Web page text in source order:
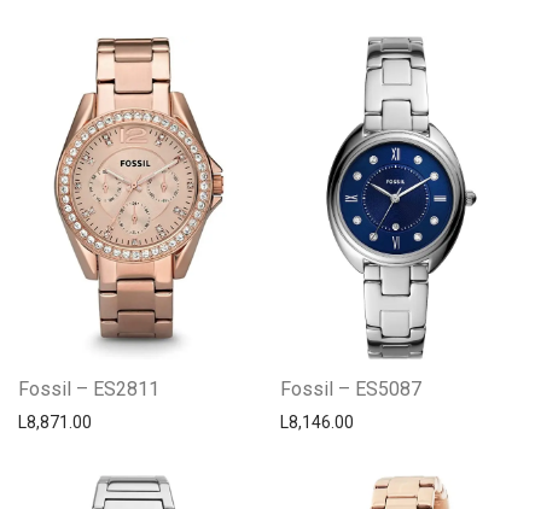
Fossil – ES2811
L8,871.00
Fossil – ES5087
L8,146.00